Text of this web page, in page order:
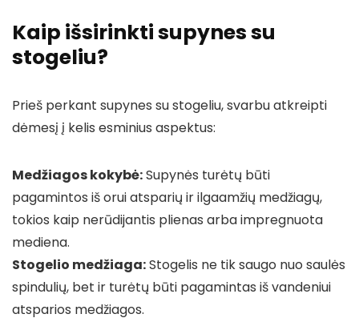
Kaip išsirinkti supynes su
stogeliu?
Prieš perkant supynes su stogeliu, svarbu atkreipti
dėmesį į kelis esminius aspektus:
Medžiagos kokybė:Supynės turėtų būti
pagamintos iš orui atsparių ir ilgaamžių medžiagų,
tokios kaip nerūdijantis plienas arba impregnuota
mediena.
Stogelio medžiaga:Stogelis ne tik saugo nuo saulės
spindulių, bet ir turėtų būti pagamintas iš vandeniui
atsparios medžiagos.